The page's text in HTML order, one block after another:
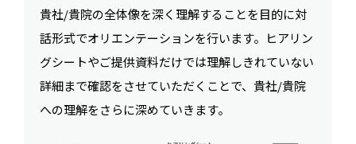
貴社/貴院の全体像を深く理解することを目的に対
話形式でオリエンテーションを行います。ヒアリン
グシートやご提供資料だけでは理解しきれていない
詳細まで確認をさせていただくことで、貴社/貴院
への理解をさらに深めていきます。